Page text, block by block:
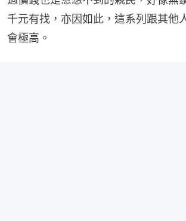
千元有找，亦因如此，這系列跟其他
會極高。